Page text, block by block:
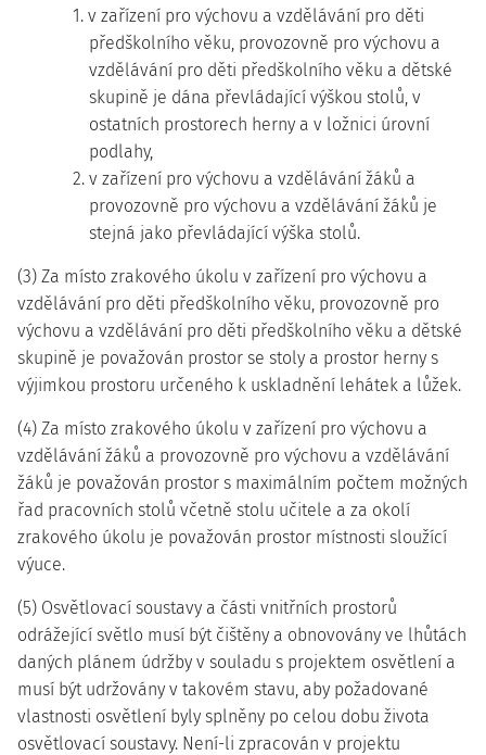
1. v zařízení pro výchovu a vzdělávání pro děti
předškolního věku, provozovně pro výchovu a
vzdělávání pro děti předškolního věku a dětské
skupině je dána převládající výškou stolů, v
ostatních prostorech herny a v ložnici úrovní
podlahy,
2. v zařízení pro výchovu a vzdělávání žáků a
provozovně pro výchovu a vzdělávání žáků je
stejná jako převládající výška stolů.
(3) Za místo zrakového úkolu v zařízení pro výchovu a
vzdělávání pro děti předškolního věku, provozovně pro
výchovu a vzdělávání pro děti předškolního věku a dětské
skupině je považován prostor se stoly a prostor herny s
výjimkou prostoru určeného k uskladnění lehátek a lůžek.
(4) Za místo zrakového úkolu v zařízení pro výchovu a
vzdělávání žáků a provozovně pro výchovu a vzdělávání
žáků je považován prostor s maximálním počtem možných
řad pracovních stolů včetně stolu učitele a za okolí
zrakového úkolu je považován prostor místnosti sloužící
výuce.
(5) Osvětlovací soustavy a části vnitřních prostorů
odrážející světlo musí být čištěny a obnovovány ve lhůtách
daných plánem údržby v souladu s projektem osvětlení a
musí být udržovány v takovém stavu, aby požadované
vlastnosti osvětlení byly splněny po celou dobu života
osvětlovací soustavy. Není-li zpracován v projektu